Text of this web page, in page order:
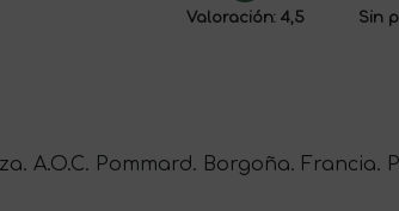
Valoración: 4,5 Sin
A.O.C. Pommard. Borgoña. Francia.